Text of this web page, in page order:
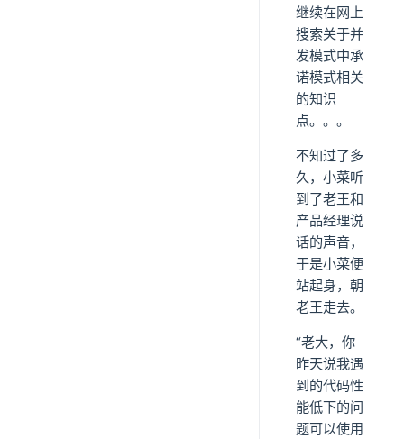
继续在网上
搜索关于并
发模式中承
诺模式相关
的知识
点。。。
不知过了多
久，小菜听
到了老王和
产品经理说
话的声音，
于是小菜便
站起身，朝
老王走去。
“老大，你
昨天说我遇
到的代码性
能低下的问
题可以使用